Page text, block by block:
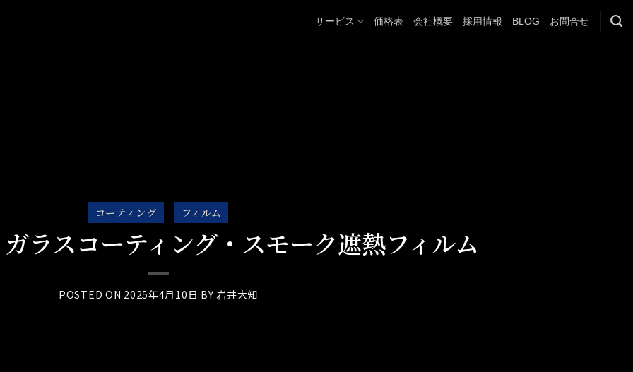
サービス 価格表 会社概要 採用情報 BLOG お問合せ
コーティング フィルム
ラスコーティング・スモーク遮熱フィルム
POSTED ON 2025年4月10日 BY岩井大知